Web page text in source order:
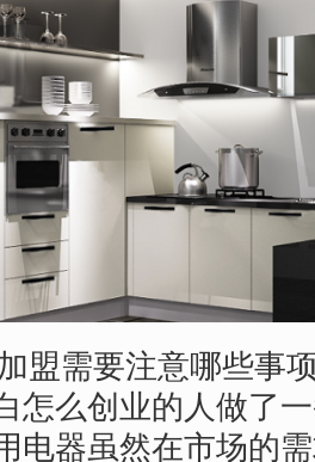
盟需要注意哪些事
怎么创业的人做了
电器虽然在市场的